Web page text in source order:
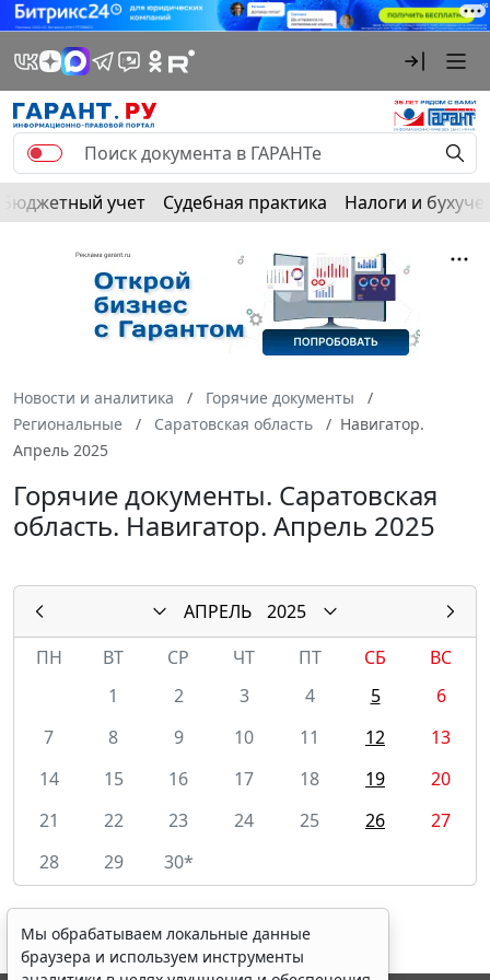
Бюджетный учет Судебная практика Налоги и
Новости и аналитика
Горячие документы
Региональные
Саратовская область
Навигатор.
Апрель 2025
Горячие документы. Саратовская
область. Навигатор. Апрель 2025
АПРЕЛЬ
2025
ПН
ВТ СР ЧТ ПТ СБ
ВС
1
2 3 4 5
6
7
8 9 10 11 12
13
14
15 16 17 18 19
20
21
22 23 24 25 26
27
28
29 30*
Мы обрабатываем локальные данные
браузера и используем инструменты